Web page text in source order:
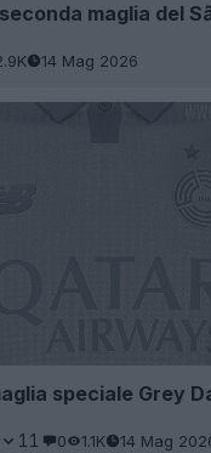
maglia del
14 Mag 2026
speciale Grey
11 0 1.1K 14 Mag